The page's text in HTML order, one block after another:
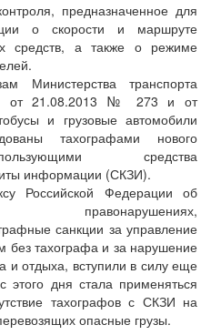
предназначенное для
о скорости и маршруте
средств, а также о режиме
Министерства транспорта
от 21.08.2013 № 273 и от
и грузовые автомобили
тахографами нового
средства
информации (СКЗИ).
Российской Федерации об
правонарушениях,
санкции за управление
без тахографа и за нарушение
и отдыха, вступили в силу еще
дня стала применяться
тахографов с СКЗИ на
опасные грузы.